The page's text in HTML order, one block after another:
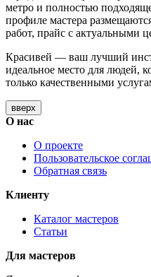
метро и полностью
профиле мастера
работ, прайс с актуальными
Красивей — ваш лучший
идеальное место для людей,
только качественными
вверх
О нас
О проекте
Пользовательское
Обратная связь
Клиенту
Каталог мастеров
Статьи
Для мастеров